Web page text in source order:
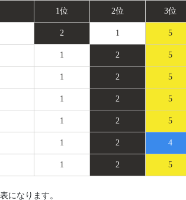
1位 2位 3位
2 1 5
1 2 5
1 2 5
1 2 5
1 2 5
1 2 4
1 2 5
になります。